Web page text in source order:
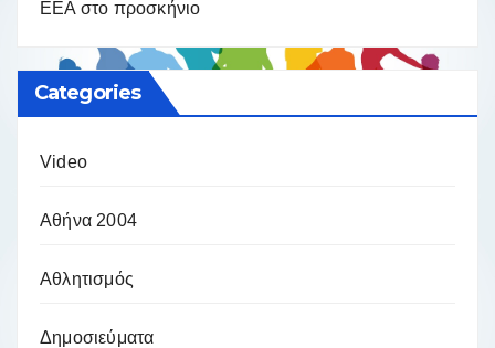
ΕΕΑ στο προσκήνιο
Categories
Video
Αθήνα 2004
Αθλητισμός
Δημοσιεύματα